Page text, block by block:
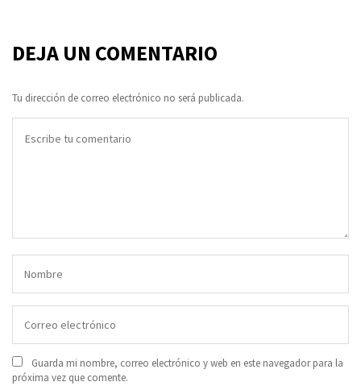
DEJA UN COMENTARIO
Tu dirección de correo electrónico no será publicada.
Guarda mi nombre, correo electrónico y web en este navegador para la
próxima vez que comente.